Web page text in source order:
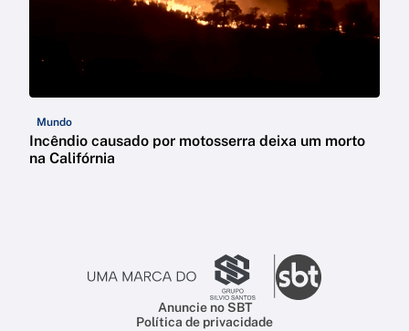
Mundo
Incêndio causado por motosserra deixa um morto
na Califórnia
Anuncie no SBT
Política de privacidade